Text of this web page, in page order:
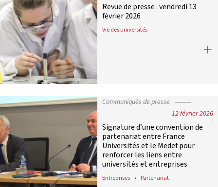
Revue de presse : vendredi 13
février 2026
Vie des universités
Revue de presse : vendredi 13
Communiqués de presse
12 février 2026
Signature d’une convention de
partenariat entre France
Universités et le Medef pour
renforcer les liens entre
universités et entreprises
Entreprises Partenariat